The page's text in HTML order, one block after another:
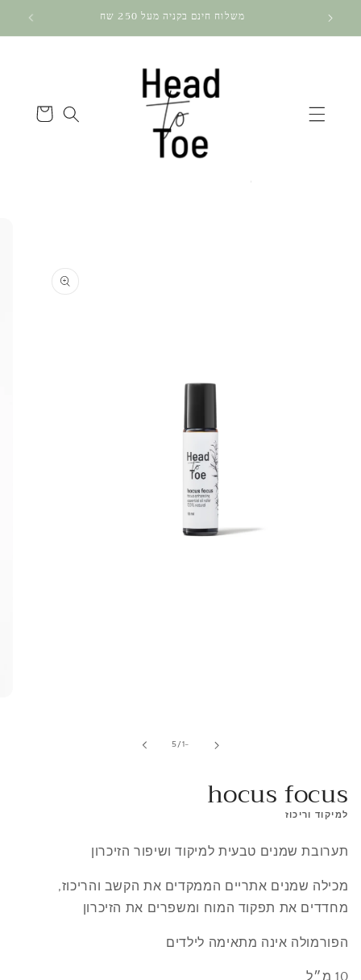
דלג
לתוכן
משלוח חינם בקניה מעל 250 שח
עגלה
-1
/
מתוך
5
hocus focus
למיקוד וריכוז
תערובת שמנים טבעית למיקוד ושיפור הזיכרון
מכילה שמנים אתריים הממקדים את הקשב והריכוז,
מחדדים את תפקוד המוח ומשפרים את הזיכרון
הפורמולה אינה מתאימה לילדים